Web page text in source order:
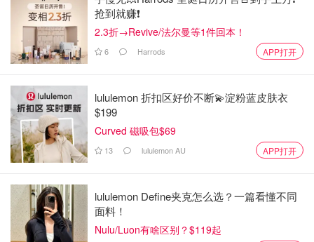
當時因為家裡還有另一隻黑貓🐈‍⬛姊姊，剛帶回家時先將他
們隔離，讓他們慢慢接受彼此！所以兩個小不點就在浴室住
了將近一個月。
抢到就赚❗️
2.3折→Revive/法尔曼等1件回本！
6 Harrods APP打开
lululemon 折扣区好价不断💫淀粉蓝皮肤衣
$199
Curved 磁吸包$69
13 lululemon AU APP打开
lululemon Define夹克怎么选？一篇看懂不同
面料！
Nulu/Luon有啥区别？$119起